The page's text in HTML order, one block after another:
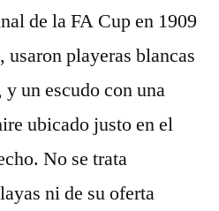
de la FA Cup en 1909
playeras blancas
un escudo con una
ubicado justo en el
No se trata
ni de su oferta